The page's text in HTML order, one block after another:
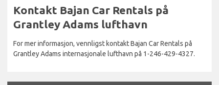
Kontakt Bajan Car Rentals på
Grantley Adams lufthavn
For mer informasjon, vennligst kontakt Bajan Car Rentals på
Grantley Adams internasjonale lufthavn på 1-246-429-4327.